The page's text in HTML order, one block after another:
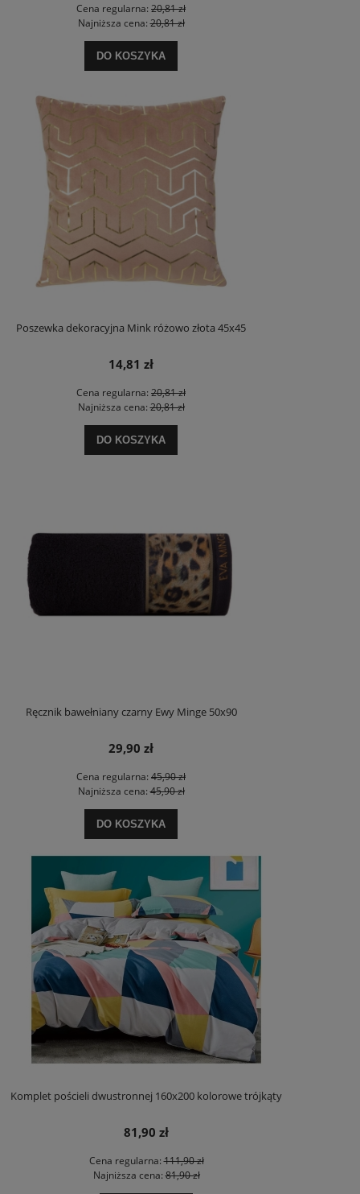
Cena regularna: 20,81 zł
Najniższa cena:20,81 zł
DO KOSZYKA
Poszewka dekoracyjna Mink różowo złota 45x45
14,81 zł
Cena regularna: 20,81 zł
Najniższa cena:20,81 zł
DO KOSZYKA
Ręcznik bawełniany czarny Ewy Minge 50x90
29,90 zł
Cena regularna: 45,90 zł
Najniższa cena:45,90 zł
DO KOSZYKA
Komplet pościeli dwustronnej 160x200 kolorowe trójkąty
81,90 zł
Cena regularna:111,90 zł
Najniższa cena:81,90 zł